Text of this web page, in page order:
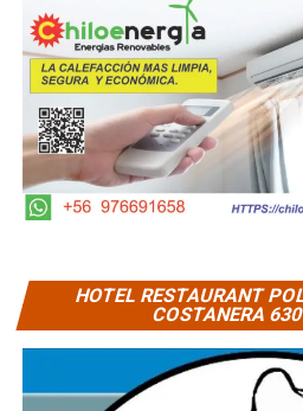
HOTEL RESTAURANT
COSTANERA